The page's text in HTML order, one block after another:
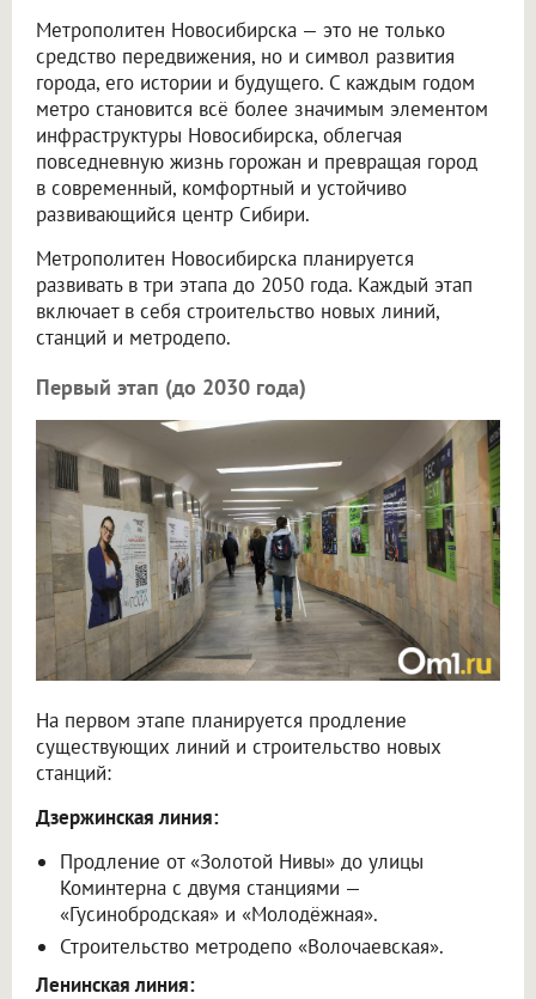
Метрополитен Новосибирска — это не только
средство передвижения, но и символ развития
города, его истории и будущего. С каждым годом
метро становится всё более значимым элементом
инфраструктуры Новосибирска, облегчая
повседневную жизнь горожан и превращая город
в современный, комфортный и устойчиво
развивающийся центр Сибири.
Метрополитен Новосибирска планируется
развивать в три этапа до 2050 года. Каждый этап
включает в себя строительство новых линий,
станций и метродепо.
Первый этап (до 2030 года)
На первом этапе планируется продление
существующих линий и строительство новых
станций:
Дзержинская линия:
Продление от «Золотой Нивы» до улицы
Коминтерна с двумя станциями —
«Гусинобродская» и «Молодёжная».
Строительство метродепо «Волочаевская».
Ленинская линия: